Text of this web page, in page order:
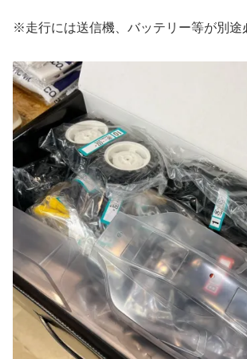
※走行には送信機、バッテリー等が別途